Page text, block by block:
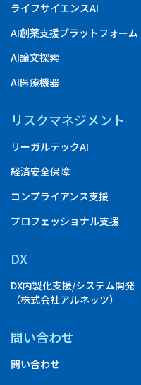
ライフサイエンスAI
AI創薬支援プラットフォーム
AI論文探索
AI医療機器
リスクマネジメント
リーガルテックAI
経済安全保障
コンプライアンス支援
プロフェッショナル支援
DX
DX内製化支援/システム開発
（株式会社アルネッツ）
問い合わせ
問い合わせ